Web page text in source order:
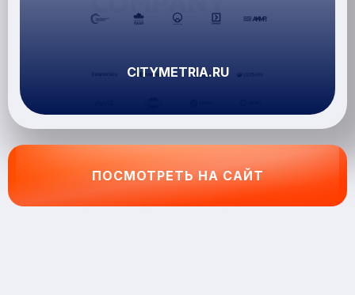
CITYMETRIA.RU
ПОСМОТРЕТЬ НА САЙТ